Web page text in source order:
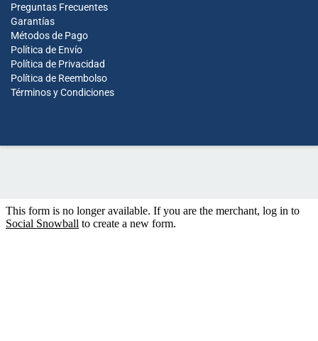
Preguntas Frecuentes
Garantías
Métodos de Pago
Política de Envío
Política de Privacidad
Política de Reembolso
Términos y Condiciones